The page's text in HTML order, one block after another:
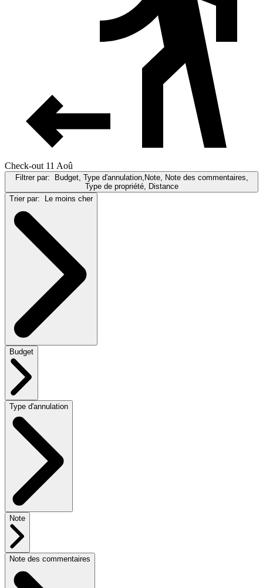
Check-out 11 Aoû
Filtrer par: Budget, Type d'annulation,Note, Note des commentaires,
Type de propriété, Distance
Trier par: Le moins cher
Budget
Type d'annulation
Note
Note des commentaires